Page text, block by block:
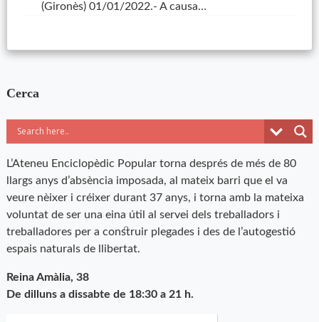
(Gironès) 01/01/2022.- A causa…
Cerca
L’Ateneu Enciclopèdic Popular torna després de més de 80
llargs anys d’absència imposada, al mateix barri que el va
veure nèixer i créixer durant 37 anys, i torna amb la mateixa
voluntat de ser una eina útil al servei dels treballadors i
treballadores per a construir plegades i des de l’autogestió
espais naturals de llibertat.
Reina Amàlia, 38
De dilluns a dissabte de 18:30 a 21 h.